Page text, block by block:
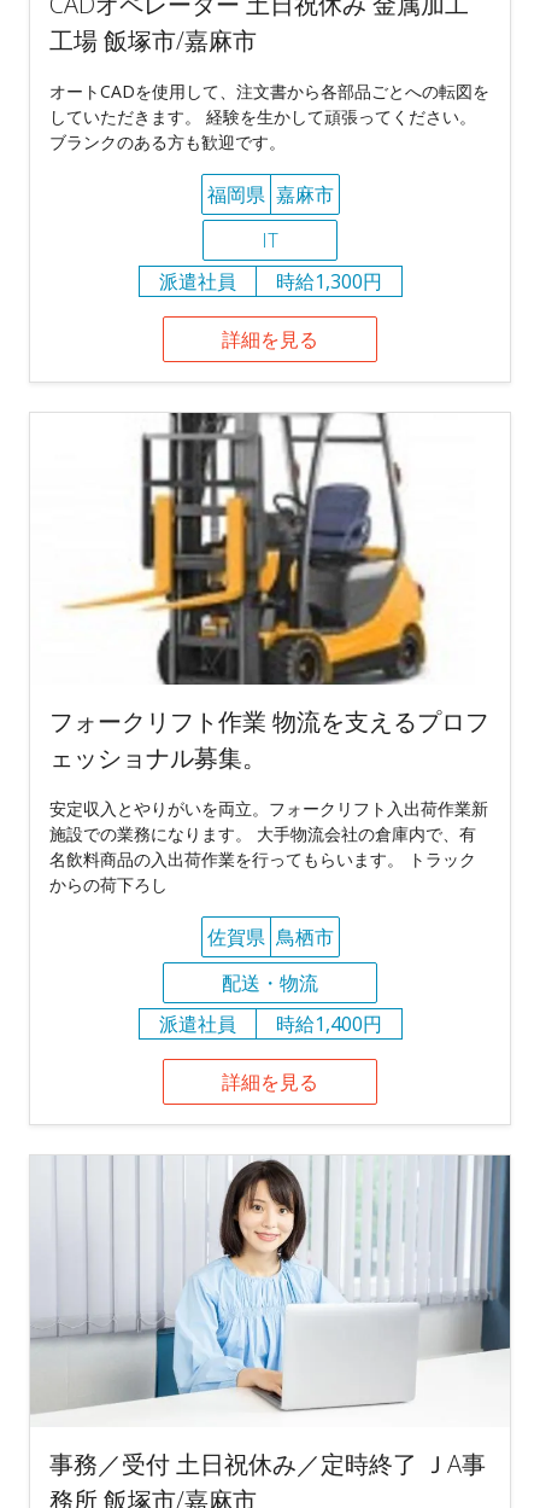
工場 飯塚市/嘉麻市
オートCADを使用して、注文書から各部品ごとへの転図を
していただきます。 経験を生かして頑張ってください。
ブランクのある方も歓迎です。
福岡県 嘉麻市
IT
派遣社員
時給1,300円
詳細を見る
フォークリフト作業 物流を支えるプロフ
ェッショナル募集。
安定収入とやりがいを両立。フォークリフト入出荷作業新
施設での業務になります。 大手物流会社の倉庫内で、有
名飲料商品の入出荷作業を行ってもらいます。 トラック
からの荷下ろし
佐賀県 鳥栖市
配送・物流
派遣社員
時給1,400円
詳細を見る
事務／受付 土日祝休み／定時終了 ＪA事
務所 飯塚市/嘉麻市